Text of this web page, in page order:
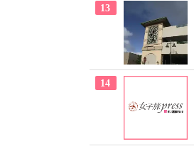
13
14